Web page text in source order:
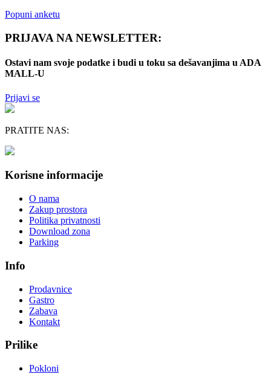
Popuni anketu
PRIJAVA NA NEWSLETTER:
Ostavi nam svoje podatke i budi u toku sa dešavanjima u ADA
MALL-U
Prijavi se
PRATITE NAS:
Korisne informacije
O nama
Zakup prostora
Politika privatnosti
Download zona
Parking
Info
Prodavnice
Gastro
Zabava
Kontakt
Prilike
Pokloni